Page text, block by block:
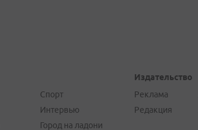
Спорт
Интервью
Город на ладони
Издательство
Реклама
Редакция